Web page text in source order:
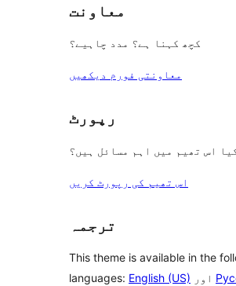
معاونت
کچھ کہنا ہے؟ مدد چاہیے؟
معاونتی فورم دیکھیں
رپورٹ
اس تھیم میں اہم مسائل ہیں؟
اس تھیم کی رپورٹ کریں
ترجمہ
This theme is available in the
languages: English (US)